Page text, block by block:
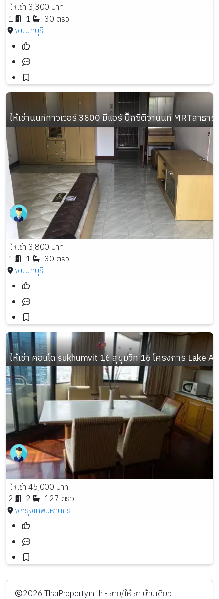
ให้เช่า 3,300 บาท
1
1
30 ตรว.
จ.นนทบุรี
ให้เช่านนท์ทาวเวอร์ 3800 มีแอร์ บิ็กซีติวานนท์ MRTสาธา
ให้เช่า 3,800 บาท
1
1
30 ตรว.
จ.นนทบุรี
ให้เช่า คอนโด sukhumvit 16 สุขุมวิท 16 โครงการ Lake
ให้เช่า 45,000 บาท
2
2
127 ตรว.
จ.กรุงเทพมหานคร
️2026 ThaiProperty.in.th - ขาย/ให้เช่า บ้านเดี่ยว